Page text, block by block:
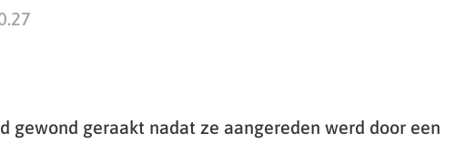
gewond geraakt nadat ze aangereden werd door een